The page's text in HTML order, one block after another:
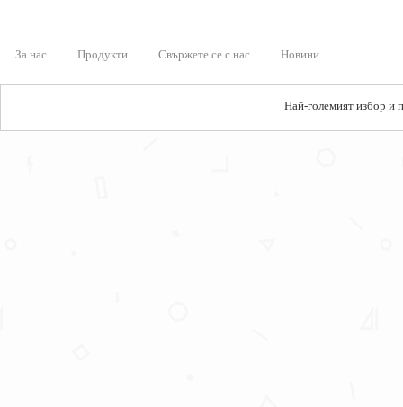
За нас Продукти Свържете се с нас Новини
Най-големият избор и